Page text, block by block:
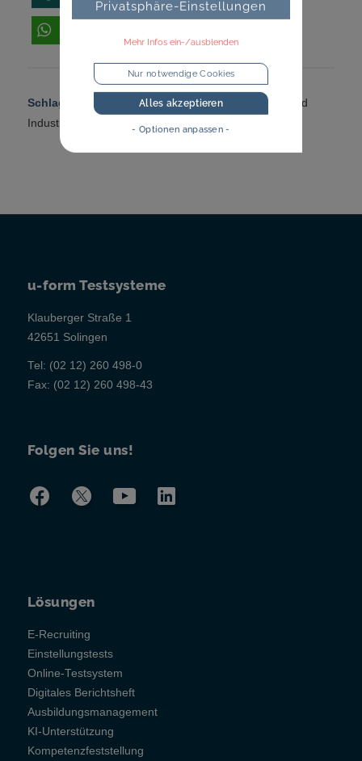
Schlagworte: Bewerberansprache,Digitalisierung und
Industrie 4.0
Karriereseiten
u-form Testsysteme
Klauberger Straße 1
42651 Solingen
Tel: (02 12) 260 498-0
Fax: (02 12) 260 498-43
Folgen Sie uns!
Lösungen
E-Recruiting
Einstellungstests
Online-Testsystem
Digitales Berichtsheft
Ausbildungsmanagement
KI-Unterstützung
Kompetenzfeststellung
Privatsphäre-Einstellungen
Mehr Infos ein-/ausblenden
Nur notwendige Cookies
Alles akzeptieren
- Optionen anpassen -